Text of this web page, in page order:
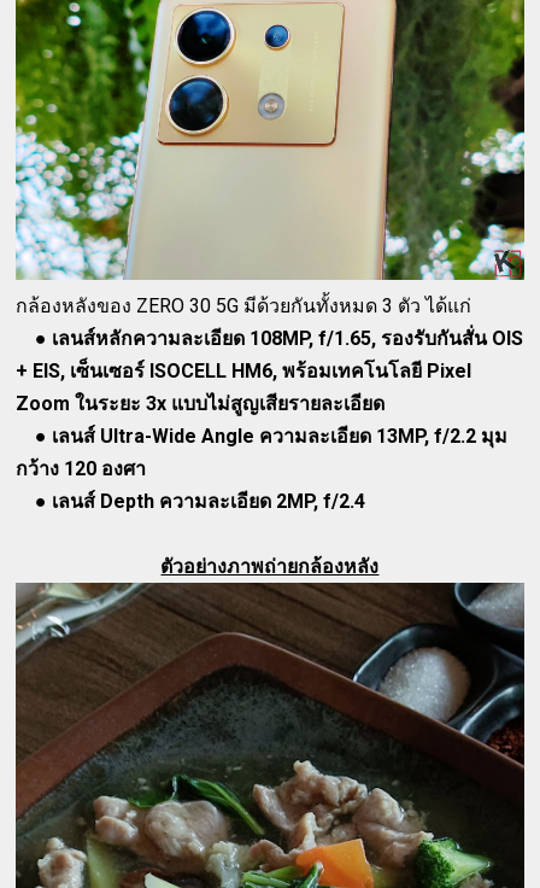
กล้องหลังของ ZERO 30 5G มีด้วยกันทั้งหมด 3 ตัว ได้แก่
● เลนส์หลักความละเอียด 108MP, f/1.65, รองรับกันสั่น OIS
+ EIS, เซ็นเซอร์ ISOCELL HM6, พร้อมเทคโนโลยี Pixel
Zoom ในระยะ 3x แบบไม่สูญเสียรายละเอียด
● เลนส์ Ultra-Wide Angle ความละเอียด 13MP, f/2.2 มุม
กว้าง 120 องศา
● เลนส์ Depth ความละเอียด 2MP, f/2.4
ตัวอย่างภาพถ่ายกล้องหลัง